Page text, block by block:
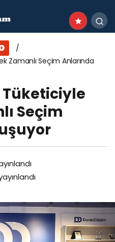
Zamanlı Seçim Anlarında
Seçim
ve Kartepe’ye